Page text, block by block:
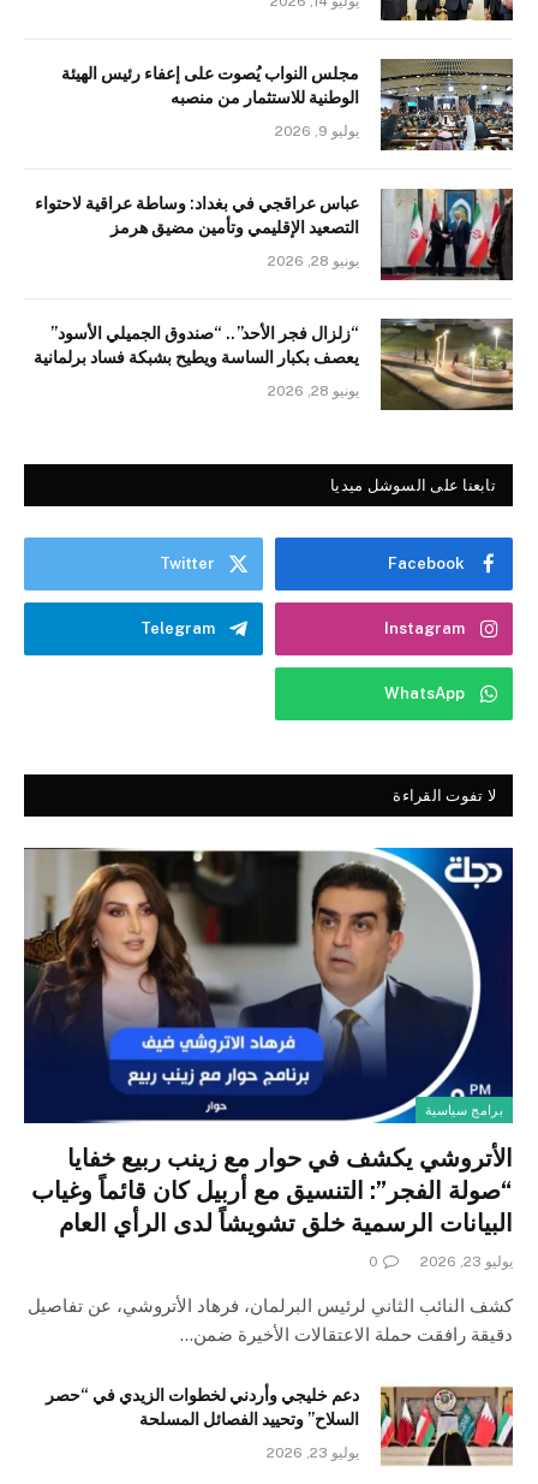
مجلس النواب يُصوت على إعفاء رئيس الهيئة
الوطنية للاستثمار من منصبه
يوليو 9, 2026
عباس عراقجي في بغداد: وساطة عراقية لاحتواء
التصعيد الإقليمي وتأمين مضيق هرمز
يونيو 28, 2026
“زلزال فجر الأحد”.. “صندوق الجميلي الأسود”
يعصف بكبار الساسة ويطيح بشبكة فساد برلمانية
يونيو 28, 2026
تابعنا على السوشل ميديا
Facebook
Twitter
Instagram
Telegram
WhatsApp
لا تفوت القراءة
برامج سياسية
الأتروشي يكشف في حوار مع زينب ربيع خفايا
“صولة الفجر”: التنسيق مع أربيل كان قائماً وغياب
البيانات الرسمية خلق تشويشاً لدى الرأي العام
يوليو 23, 2026 0
كشف النائب الثاني لرئيس البرلمان، فرهاد الأتروشي، عن تفاصيل
دقيقة رافقت حملة الاعتقالات الأخيرة ضمن…
دعم خليجي وأردني لخطوات الزيدي في “حصر
السلاح” وتحييد الفصائل المسلحة
يوليو 23, 2026